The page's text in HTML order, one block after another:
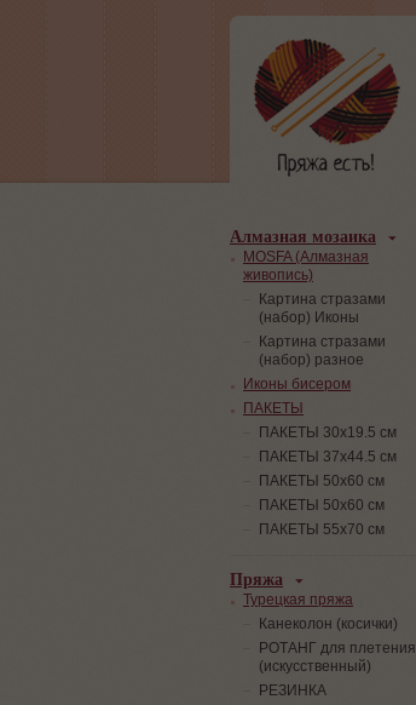
Алмазная мозаика
MOSFA (Алмазная
живопись)
Картина стразами
(набор) Иконы
Картина стразами
(набор) разное
Иконы бисером
ПАКЕТЫ
ПАКЕТЫ 30х19.5 см
ПАКЕТЫ 37х44.5 см
ПАКЕТЫ 50х60 см
ПАКЕТЫ 50х60 см
ПАКЕТЫ 55х70 см
Пряжа
Турецкая пряжа
Канеколон (косички)
РОТАНГ для плетения
(искусственный)
PЕЗИНКА